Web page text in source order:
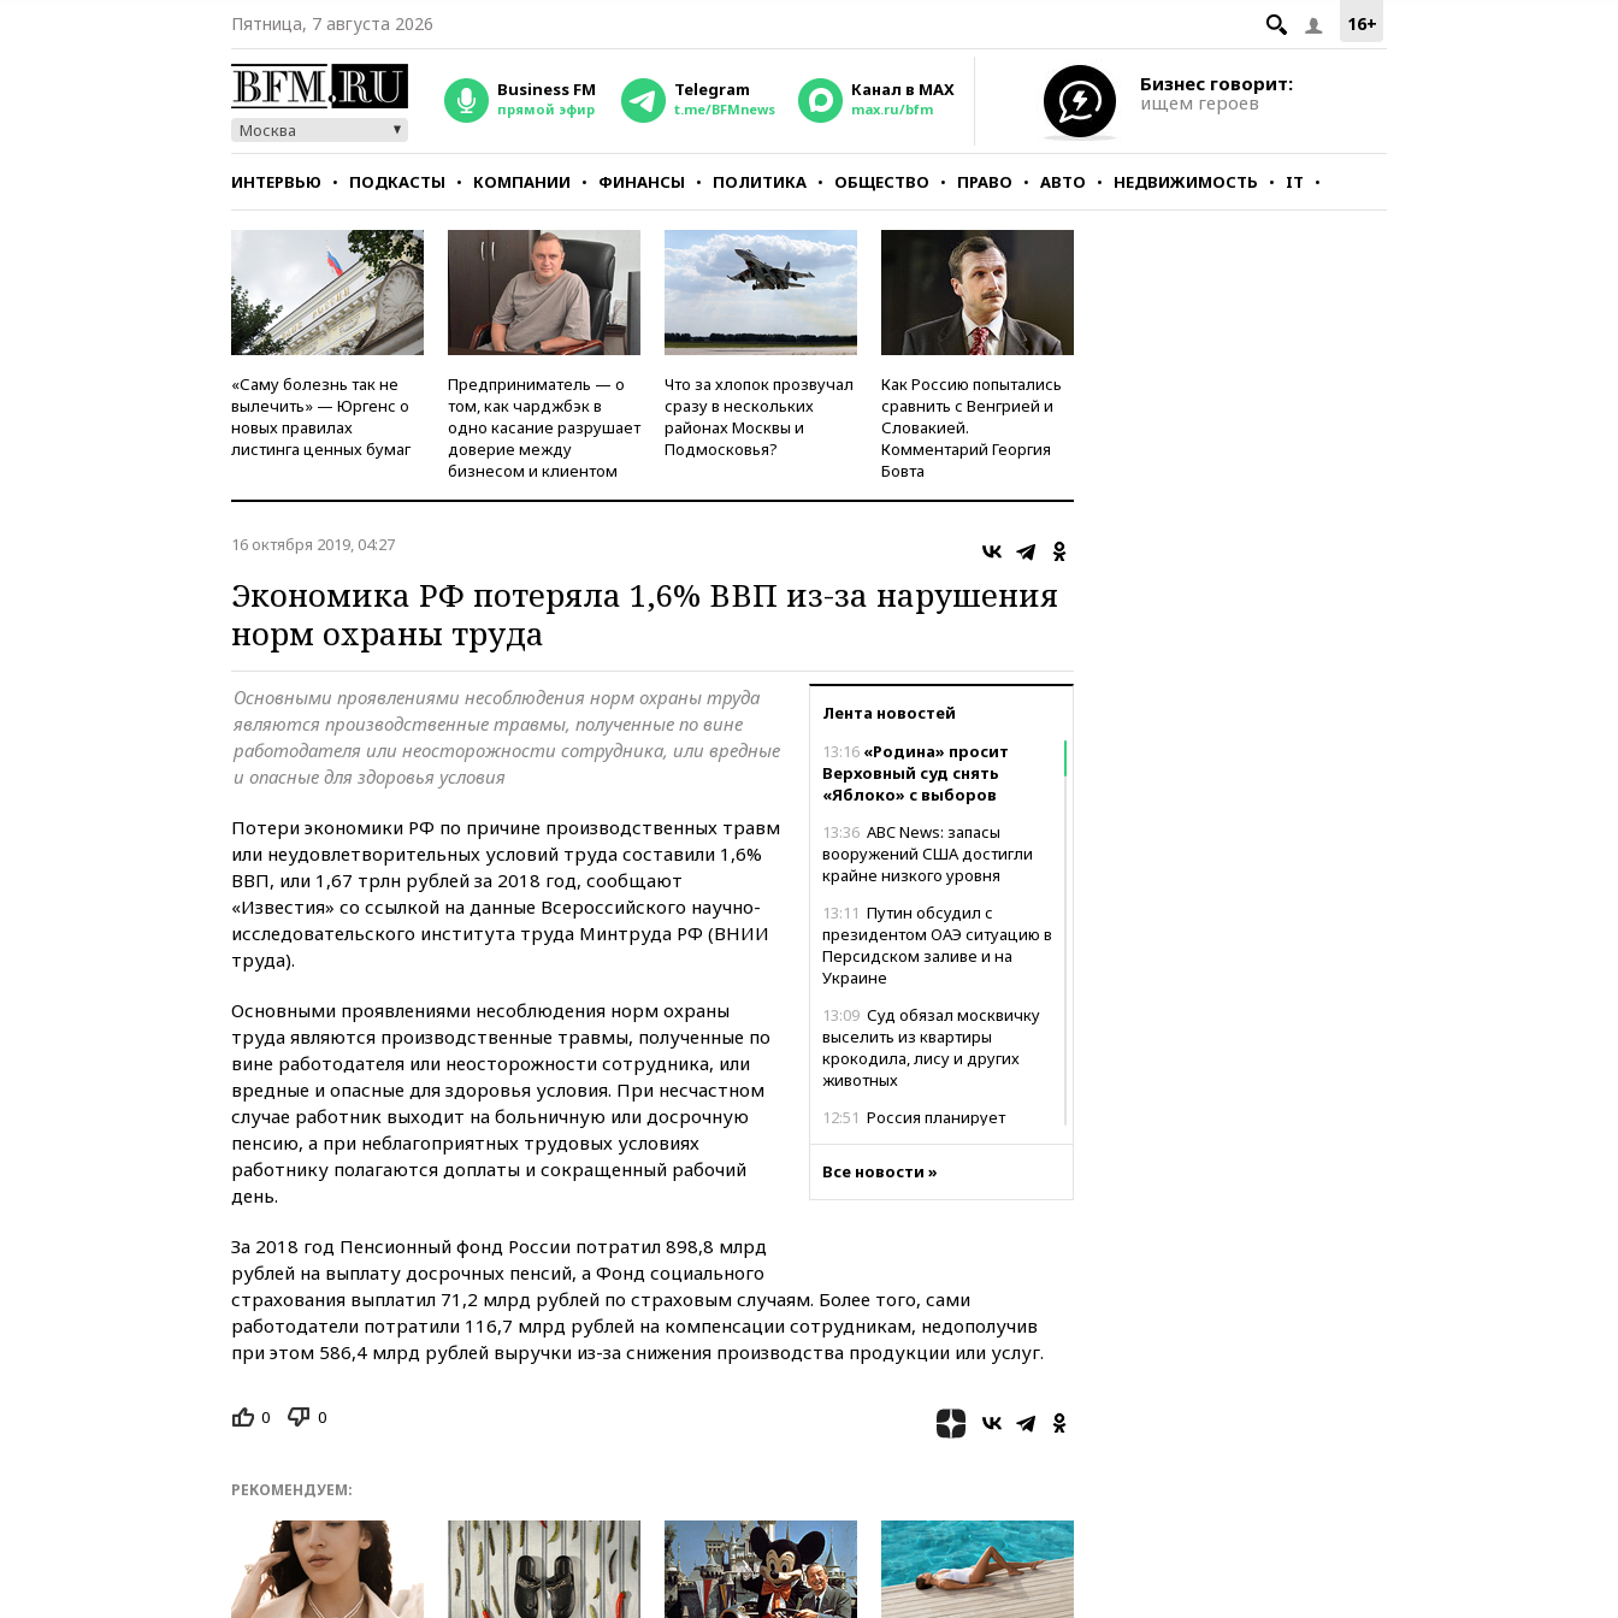
16+
Пятница, 7 августа 2026
Москва
Business FM
прямой эфир
Telegram
t.me/BFMnews
Канал в MAX
max.ru/bfm
Бизнес говорит:
ищем героев
ИНТЕРВЬЮ ПОДКАСТЫ КОМПАНИИ ФИНАНСЫ ПОЛИТИКА ОБЩЕСТВО ПРАВО АВТО НЕДВИЖИМОСТЬ IT
СТИЛЬ ТЕСТЫ
«Саму болезнь так не
вылечить» — Юргенс о
новых правилах
листинга ценных бумаг
Предприниматель — о
том, как чарджбэк в
одно касание разрушает
доверие между
бизнесом и клиентом
Что за хлопок прозвучал
сразу в нескольких
районах Москвы и
Подмосковья?
Как Россию попытались
сравнить с Венгрией и
Словакией.
Комментарий Георгия
Бовта
16 октября 2019, 04:27
Экономика РФ потеряла 1,6% ВВП из-за нарушения
норм охраны труда
Лента новостей
13:16 «Родина» просит
Верховный суд снять
«Яблоко» с выборов
13:36 ABC News: запасы
вооружений США достигли
крайне низкого уровня
13:11 Путин обсудил с
президентом ОАЭ ситуацию в
Персидском заливе и на
Украине
13:09 Суд обязал москвичку
выселить из квартиры
крокодила, лису и других
животных
12:51 Россия планирует
запустить групповые
Вьетнама
12:30Российские войска
взяли под контроль село
Анискино в Харьковской
области
планирует вводить
ограничения на доступ детей
открытия второго маршрута в
Ормузском проливе
11:48
Жители Москвы и
Подмосковья сообщили о
Все новости »
Основными проявлениями несоблюдения норм охраны труда
являются производственные травмы, полученные по вине
работодателя или неосторожности сотрудника, или вредные
и опасные для здоровья условия
Потери экономики РФ по причине производственных травм
или неудовлетворительных условий труда составили 1,6%
ВВП, или 1,67 трлн рублей за 2018 год, сообщают
«Известия» со ссылкой на данные Всероссийского научно-
исследовательского института труда Минтруда РФ (ВНИИ
труда).
Основными проявлениями несоблюдения норм охраны
труда являются производственные травмы, полученные по
вине работодателя или неосторожности сотрудника, или
вредные и опасные для здоровья условия. При несчастном
случае работник выходит на больничную или досрочную
пенсию, а при неблагоприятных трудовых условиях
работнику полагаются доплаты и сокращенный рабочий
день.
За 2018 год Пенсионный фонд России потратил 898,8 млрд
рублей на выплату досрочных пенсий, а Фонд социального
страхования выплатил 71,2 млрд рублей по страховым случаям. Более того, сами
работодатели потратили 116,7 млрд рублей на компенсации сотрудникам, недополучив
при этом 586,4 млрд рублей выручки из-за снижения производства продукции или услуг.
0 0
РЕКОМЕНДУЕМ: